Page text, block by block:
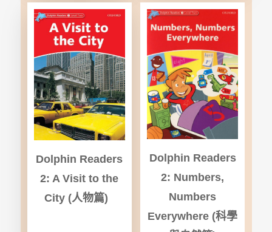
Dolphin Readers
2: A Visit to the
City (人物篇)
Dolphin Readers
2: Numbers,
Numbers
Everywhere (科學